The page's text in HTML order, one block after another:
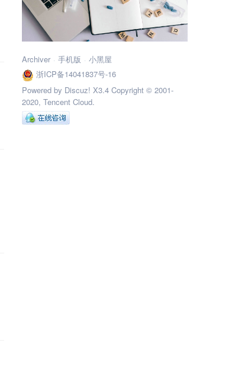
Archiver 手机版
小黑屋
浙ICP备14041837号-16
Powered by Discuz! X3.4 Copyright © 2001-
2020, Tencent Cloud.